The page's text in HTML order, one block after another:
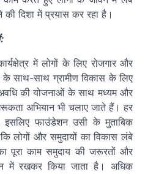
दिशा में प्रयास कर रहा है।
में लोगों के लिए रोजगार और
साथ-साथ ग्रामीण विकास के लिए
की योजनाओं के साथ मध्यम और
अभियान भी चलाए जाते हैं। हर
फाउंडेशन उसी के मुताबिक
लोगों और समुदायों का विकास लंबे
पूरा काम समुदाय की जरूरतों और
में रखकर किया जाता है। अधिक